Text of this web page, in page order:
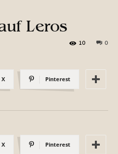
Leros
0
10
X Pinterest
X Pinterest